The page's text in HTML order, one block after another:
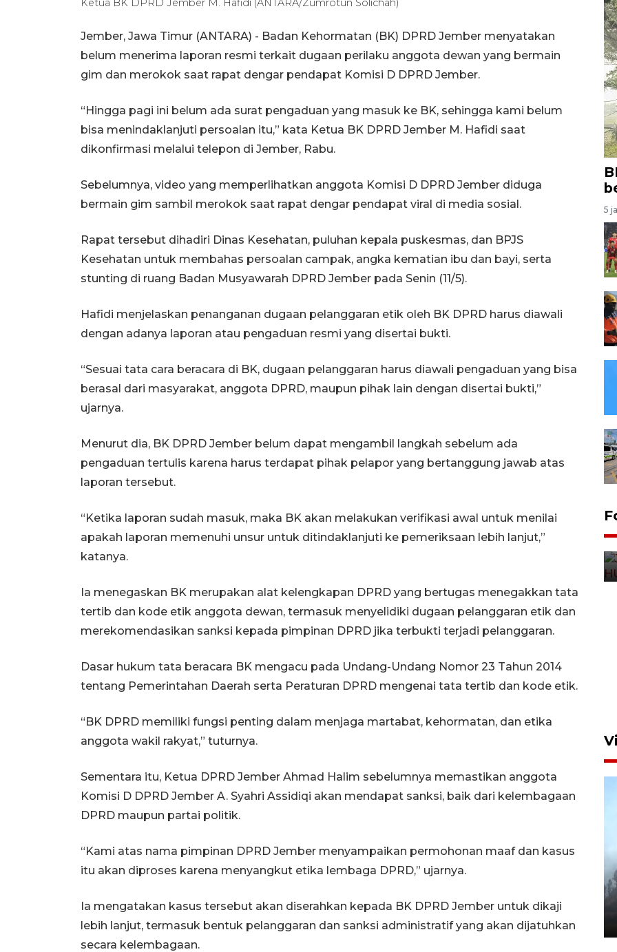
Ketua BK DPRD Jember M. Hafidi (ANTARA/Zumrotun Solichah)
Jember, Jawa Timur (ANTARA) - Badan Kehormatan (BK) DPRD Jember menyatakan
belum menerima laporan resmi terkait dugaan perilaku anggota dewan yang bermain
gim dan merokok saat rapat dengar pendapat Komisi D DPRD Jember.
“Hingga pagi ini belum ada surat pengaduan yang masuk ke BK, sehingga kami belum
bisa menindaklanjuti persoalan itu,” kata Ketua BK DPRD Jember M. Hafidi saat
dikonfirmasi melalui telepon di Jember, Rabu.
Sebelumnya, video yang memperlihatkan anggota Komisi D DPRD Jember diduga
bermain gim sambil merokok saat rapat dengar pendapat viral di media sosial.
Rapat tersebut dihadiri Dinas Kesehatan, puluhan kepala puskesmas, dan BPJS
Kesehatan untuk membahas persoalan campak, angka kematian ibu dan bayi, serta
stunting di ruang Badan Musyawarah DPRD Jember pada Senin (11/5).
Hafidi menjelaskan penanganan dugaan pelanggaran etik oleh BK DPRD harus diawali
dengan adanya laporan atau pengaduan resmi yang disertai bukti.
“Sesuai tata cara beracara di BK, dugaan pelanggaran harus diawali pengaduan yang bisa
berasal dari masyarakat, anggota DPRD, maupun pihak lain dengan disertai bukti,”
ujarnya.
Menurut dia, BK DPRD Jember belum dapat mengambil langkah sebelum ada
pengaduan tertulis karena harus terdapat pihak pelapor yang bertanggung jawab atas
laporan tersebut.
“Ketika laporan sudah masuk, maka BK akan melakukan verifikasi awal untuk menilai
apakah laporan memenuhi unsur untuk ditindaklanjuti ke pemeriksaan lebih lanjut,”
katanya.
Ia menegaskan BK merupakan alat kelengkapan DPRD yang bertugas menegakkan tata
tertib dan kode etik anggota dewan, termasuk menyelidiki dugaan pelanggaran etik dan
merekomendasikan sanksi kepada pimpinan DPRD jika terbukti terjadi pelanggaran.
Dasar hukum tata beracara BK mengacu pada Undang-Undang Nomor 23 Tahun 2014
tentang Pemerintahan Daerah serta Peraturan DPRD mengenai tata tertib dan kode etik.
“BK DPRD memiliki fungsi penting dalam menjaga martabat, kehormatan, dan etika
anggota wakil rakyat,” tuturnya.
Sementara itu, Ketua DPRD Jember Ahmad Halim sebelumnya memastikan anggota
Komisi D DPRD Jember A. Syahri Assidiqi akan mendapat sanksi, baik dari kelembagaan
DPRD maupun partai politik.
“Kami atas nama pimpinan DPRD Jember menyampaikan permohonan maaf dan kasus
itu akan diproses karena menyangkut etika lembaga DPRD,” ujarnya.
Ia mengatakan kasus tersebut akan diserahkan kepada BK DPRD Jember untuk dikaji
lebih lanjut, termasuk bentuk pelanggaran dan sanksi administratif yang akan dijatuhkan
secara kelembagaan.
5
Aksi bersih sungai di kawasan
padat penduduk
23 jam lalu
BPBD Jatim kerahkan "Drone
kebakaran Bromo
6 Agustus 2026 18:23